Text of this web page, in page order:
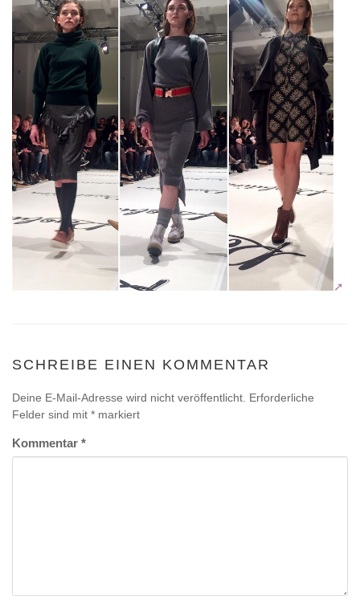
SCHREIBE EINEN KOMMENTAR
Deine E-Mail-Adresse wird nicht veröffentlicht. Erforderliche
Felder sind mit * markiert
Kommentar *